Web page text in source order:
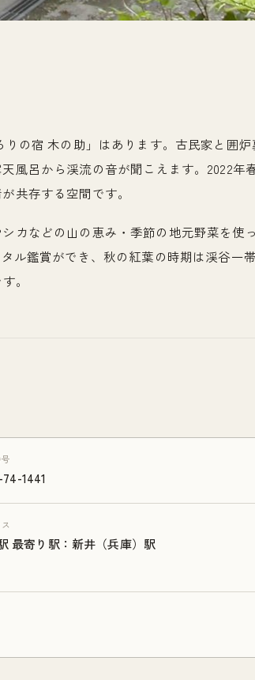
の宿 木の助」はあります。古民家と囲炉
風呂から渓流の音が聞こえます。2022年
共存する空間です。
カなどの山の恵み・季節の地元野菜を使っ
ル鑑賞ができ、秋の紅葉の時期は渓谷一帯
。
1441
最寄り駅：新井（兵庫）駅